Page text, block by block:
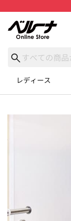
レディース